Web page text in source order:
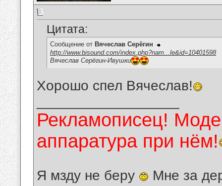
Цитата:
Сообщение от Вячеслав Серёгин
http://www.bisound.com/index.php?nam...le&id=10401598
Вячеслав Серёгин-Ивушки
Хорошо спел Вячеслав!
Рекламописец!
аппаратура при нём!
Я мзду не беру Мне за